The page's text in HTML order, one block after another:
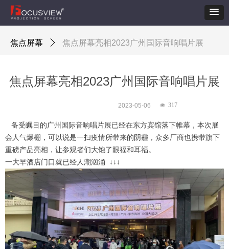
备受瞩目的广州国际音响唱片展已经在东方宾馆落下帷幕，本次展
会人气爆棚，可以说是一扫疫情所带来的阴霾，众多厂商也携带旗下
重磅产品亮相，让参观者们大饱了眼福和耳福。
一大早酒店门口就已经人潮汹涌 ↓↓↓
焦点屏幕亮相2023广州国际音响唱片展
2023-05-06 넶 317
焦点屏幕 ꄲ 焦点屏幕亮相2023广州国际音响唱片展